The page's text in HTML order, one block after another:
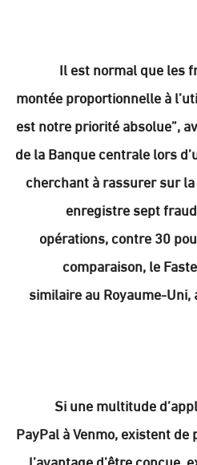
“Il est normal que les
montée proportionnelle à
est notre priorité absolue”,
de la Banque centrale lors
cherchant à rassurer sur
enregistre sept
opérations, contre 30
comparaison, le
similaire au Royaume-
Si une multitude
PayPal à Venmo, existent de